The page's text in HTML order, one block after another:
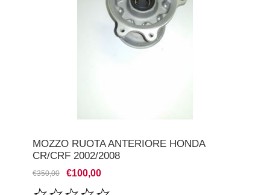
MOZZO RUOTA ANTERIORE HONDA
CR/CRF 2002/2008
€350,00 €100,00